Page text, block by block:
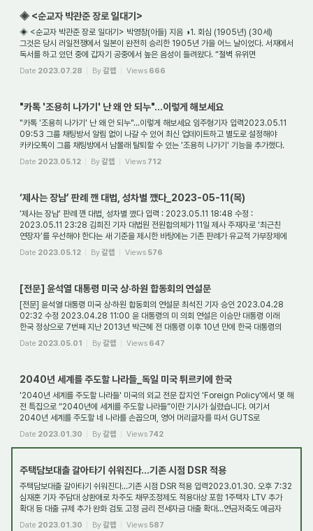
◈ <순교자 박관준 장로 일대기>
◈ <순교자 박관준 장로 일대기> 박영창(아들) 지음 ◑1. 회심 (1905년) (30세)
그것은 당시 러일전쟁에서 일본이 완전히 승리한 1905년 가을 어느 날이었다. 서재에서
독서를 하고 있던 중에 갑자기 공중에서 높은 음성이 들려왔다. “절벽 유위면
혈벽입하라!” ...
Date 2023.07.28 By갈렙 Views 666
"카톡 '조용히 나가기' 난 왜 안 되누"…이렇게 해보세요
"카톡 '조용히 나가기' 난 왜 안 되누"…이렇게 해보세요 임주형기자 입력2023.05.11
09:53 그룹 채팅방서 알림 없이 나갈 수 있어 최신 업데이트하고 별도로 설정해야
카카오톡이 그룹 채팅방에서 남몰래 탈퇴할 수 있는 '조용히 나가기' 기능을 추가했다.
다...
Date 2023.05.12 By갈렙 Views 712
‘제사는 장남’ 판례 깬 대법, 성차별 깼다_2023-05-11(목)
‘제사는 장남’ 판례 깬 대법, 성차별 깼다 입력 : 2023.05.11 18:48 수정 :
2023.05.11 23:28 김희진 기자 대법원 전원합의체가 11일 제사 주재자로 ‘최근친
연장자’를 우선해야 한다는 새 기준을 제시한 바탕에는 기존 판례가 유교적 가부장제에
뿌리를 둔 제...
Date 2023.05.12 By갈렙 Views 576
[전문] 윤석열 대통령 미국 상·하원 합동회의 연설문
[전문] 윤석열 대통령 미국 상·하원 합동회의 연설문 최석진 기자 승인 2023.04.28
02:32 수정 2023.04.28 11:00 윤 대통령의 미 의회 연설은 이승만 대통령 이래
한국 정상으로 7번째 지난 2013년 박근혜 전 대통령 이후 10년 만에 한국 대통령의
연설 이날 ...
Date 2023.05.01 By갈렙 Views 647
2040년 세계를 주도할 나라들_독일 미국 튀르키에 한국
'2040년 세계를 주도할 나라들' 미국의 외교 전문 잡지인 'Foreign Policy'에서 몇 해
전 특집으로 “2040년에 세계를 주도할 나라들”이란 기사가 실렸습니다. 여기서
2040년 세계를 주도할 네 나라를 손꼽으며, 영어 머리글자를 따서 GUTS로
표시하였는데, G는...
Date 2023.01.30 By갈렙 Views 742
주택담보대출 갈아타기 쉬워진다…기존 시점 DSR 적용
주택담보대출 갈아타기 쉬워진다…기존 시점 DSR 적용 입력2023.01.30. 오후 7:32
심재훈 기자 주담대 상환애로 차주도 채무조정제도 적용대상 포함 1주택자 LTV 추가
확대 등 대출 규제 추가 완화 검토 고정 금리 전세자금 대출 확대…연금저축도 예금자
보호 ...
Date 2023.01.30 By갈렙 Views 587